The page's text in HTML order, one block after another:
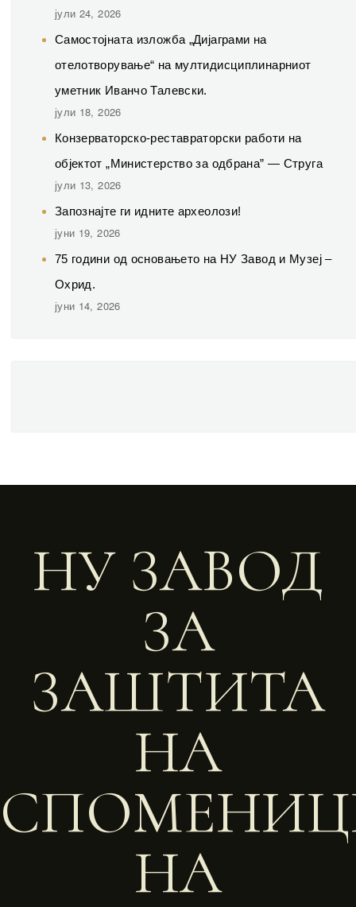
јули 24, 2026
Самостојната изложба „Дијаграми на
отелотворување“ на мултидисциплинарниот
уметник Иванчо Талевски.
јули 18, 2026
Конзерваторско-реставраторски работи на
објектот „Министерство за одбрана” — Струга
јули 13, 2026
Запознајте ги идните археолози!
јуни 19, 2026
75 години од основањето на НУ Завод и Музеј –
Охрид.
јуни 14, 2026
НУ ЗАВОД
ЗА
ЗАШТИТА
НА
НА